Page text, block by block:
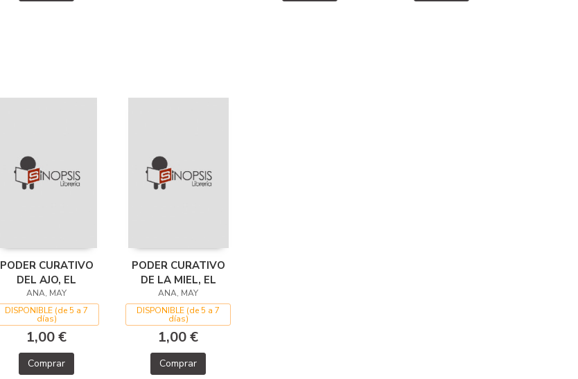
PODER CURATIVO
DEL AJO, EL
ANA, MAY
DISPONIBLE (de 5 a 7
días)
1,00 €
Comprar
PODER CURATIVO
DE LA MIEL, EL
ANA, MAY
DISPONIBLE (de 5 a 7
días)
1,00 €
Comprar